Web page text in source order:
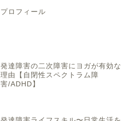
プロフィール
発達障害の二次障害にヨガが有効な
理由【自閉性スペクトラム障
害/ADHD】